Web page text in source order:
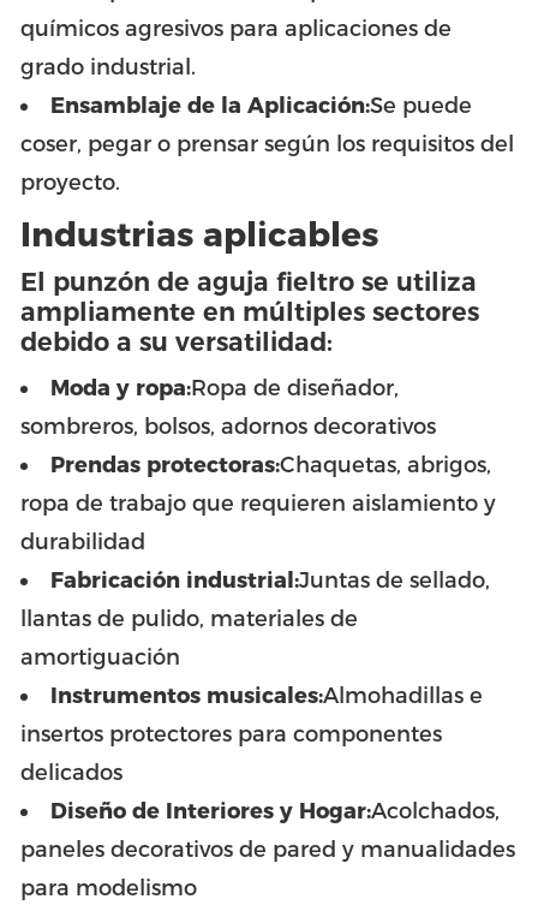
químicos agresivos para aplicaciones de
grado industrial.
Ensamblaje de la Aplicación:Se puede
coser, pegar o prensar según los requisitos del
proyecto.
Industrias aplicables
El punzón de aguja fieltro se utiliza
ampliamente en múltiples sectores
debido a su versatilidad:
Moda y ropa:Ropa de diseñador,
sombreros, bolsos, adornos decorativos
Prendas protectoras:Chaquetas, abrigos,
ropa de trabajo que requieren aislamiento y
durabilidad
Fabricación industrial:Juntas de sellado,
llantas de pulido, materiales de
amortiguación
Instrumentos musicales:Almohadillas e
insertos protectores para componentes
delicados
Diseño de Interiores y Hogar:Acolchados,
paneles decorativos de pared y manualidades
para modelismo